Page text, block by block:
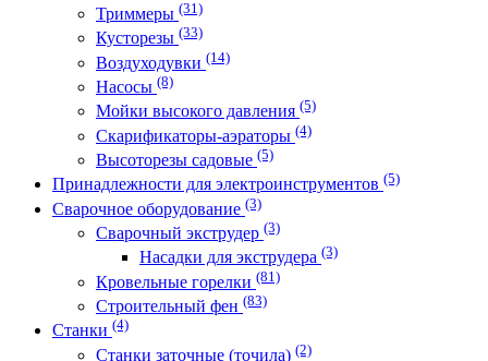
Триммеры (31)
Кусторезы (33)
Воздуходувки (14)
Насосы (8)
Мойки высокого давления (5)
Скарификаторы-аэраторы (4)
Высоторезы садовые (5)
Принадлежности для электроинструментов (5)
Сварочное оборудование (3)
Сварочный экструдер (3)
Насадки для экструдера (3)
Кровельные горелки (81)
Строительный фен (83)
Станки (4)
Станки заточные (точила) (2)